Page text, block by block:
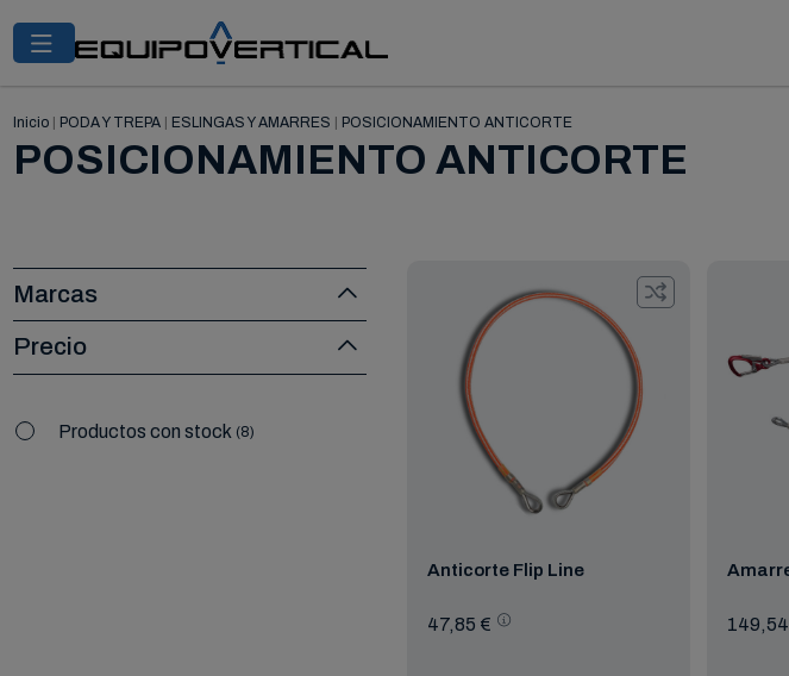
Inicio| PODA Y TREPA| ESLINGAS Y AMARRES | POSICIONAMIENTO ANTICORTE
POSICIONAMIENTO ANTICORTE
Anticorte Flip Line
47,85 €
Marcas
Precio
Productos con stock 8